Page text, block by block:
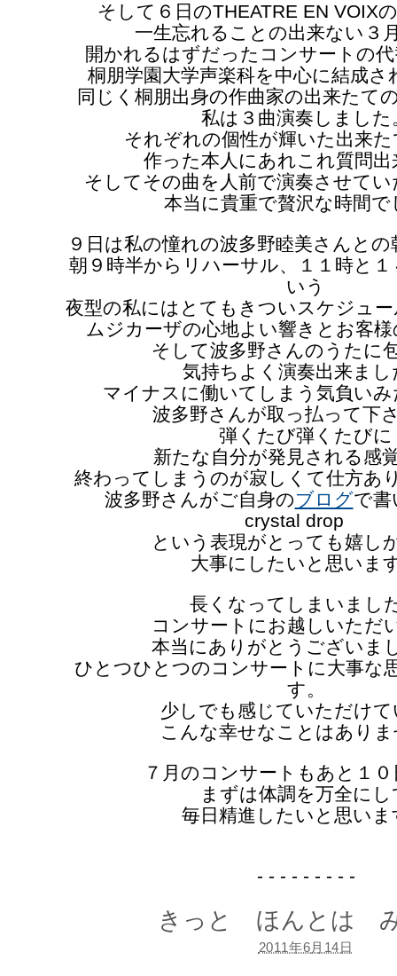
そして６日のTHEATRE EN VOIX
一生忘れることの出来ない３
開かれるはずだったコンサートの
桐朋学園大学声楽科を中心に結成
同じく桐朋出身の作曲家の出来たて
私は３曲演奏しました
それぞれの個性が輝いた出来
作った本人にあれこれ質問
そしてその曲を人前で演奏させて
本当に貴重で贅沢な時間で
９日は私の憧れの波多野睦美さんと
朝９時半からリハーサル、１１時と
いう
夜型の私にはとてもきついスケジュ
ムジカーザの心地よい響きとお客
そして波多野さんのうたに
気持ちよく演奏出来まし
マイナスに働いてしまう気負い
波多野さんが取っ払って下
弾くたび弾くたびに
新たな自分が発見される感
終わってしまうのが寂しくて仕方あ
波多野さんがご自身のブログで書
crystal drop
という表現がとっても嬉し
大事にしたいと思いま
長くなってしまいまし
コンサートにお越しいただ
本当にありがとうございま
ひとつひとつのコンサートに大事な
す。
少しでも感じていただけ
こんな幸せなことはあり
７月のコンサートもあと１
まずは体調を万全にし
毎日精進したいと思いま
- - - - - - - - -
きっと ほんとは
2011年6月14日